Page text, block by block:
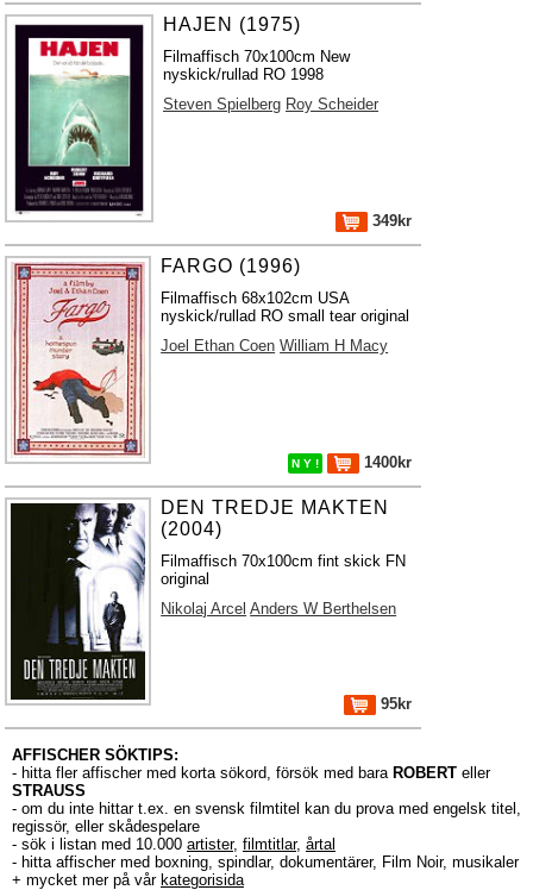
HAJEN (1975)
Filmaffisch 70x100cm New
nyskick/rullad RO 1998
Steven Spielberg Roy Scheider
349kr
FARGO (1996)
Filmaffisch 68x102cm USA
nyskick/rullad RO small tear original
Joel Ethan Coen William H Macy
N Y ! 1400kr
DEN TREDJE MAKTEN
(2004)
Filmaffisch 70x100cm fint skick FN
original
Nikolaj Arcel Anders W Berthelsen
95kr
AFFISCHER SÖKTIPS:
- hitta fler affischer med korta sökord, försök med bara ROBERT eller
STRAUSS
- om du inte hittar t.ex. en svensk filmtitel kan du prova med engelsk titel,
regissör, eller skådespelare
- sök i listan med 10.000 artister, filmtitlar, årtal
- hitta affischer med boxning, spindlar, dokumentärer, Film Noir, musikaler
+ mycket mer på vår kategorisida